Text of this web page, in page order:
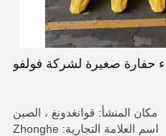
حفارة صغيرة لشركة فولفو
مكان المنشأ: قوانغدونغ ، الصين
اسم العلامة التجارية: Zhonghe